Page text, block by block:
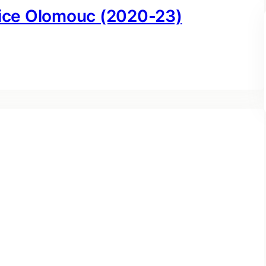
Olomouc (2020-23)